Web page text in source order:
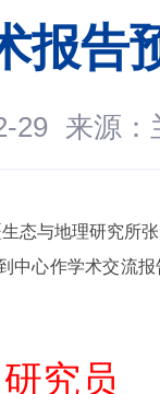
报告
29 来源：
态与地理研究所
中心作学术交流
究员